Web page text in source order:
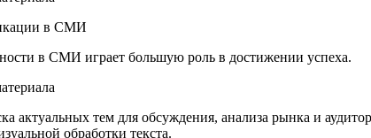
в СМИ
в СМИ играет большую роль в достижении успеха.
актуальных тем для обсуждения, анализа рынка и
обработки текста.